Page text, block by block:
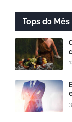
Tops do Mês